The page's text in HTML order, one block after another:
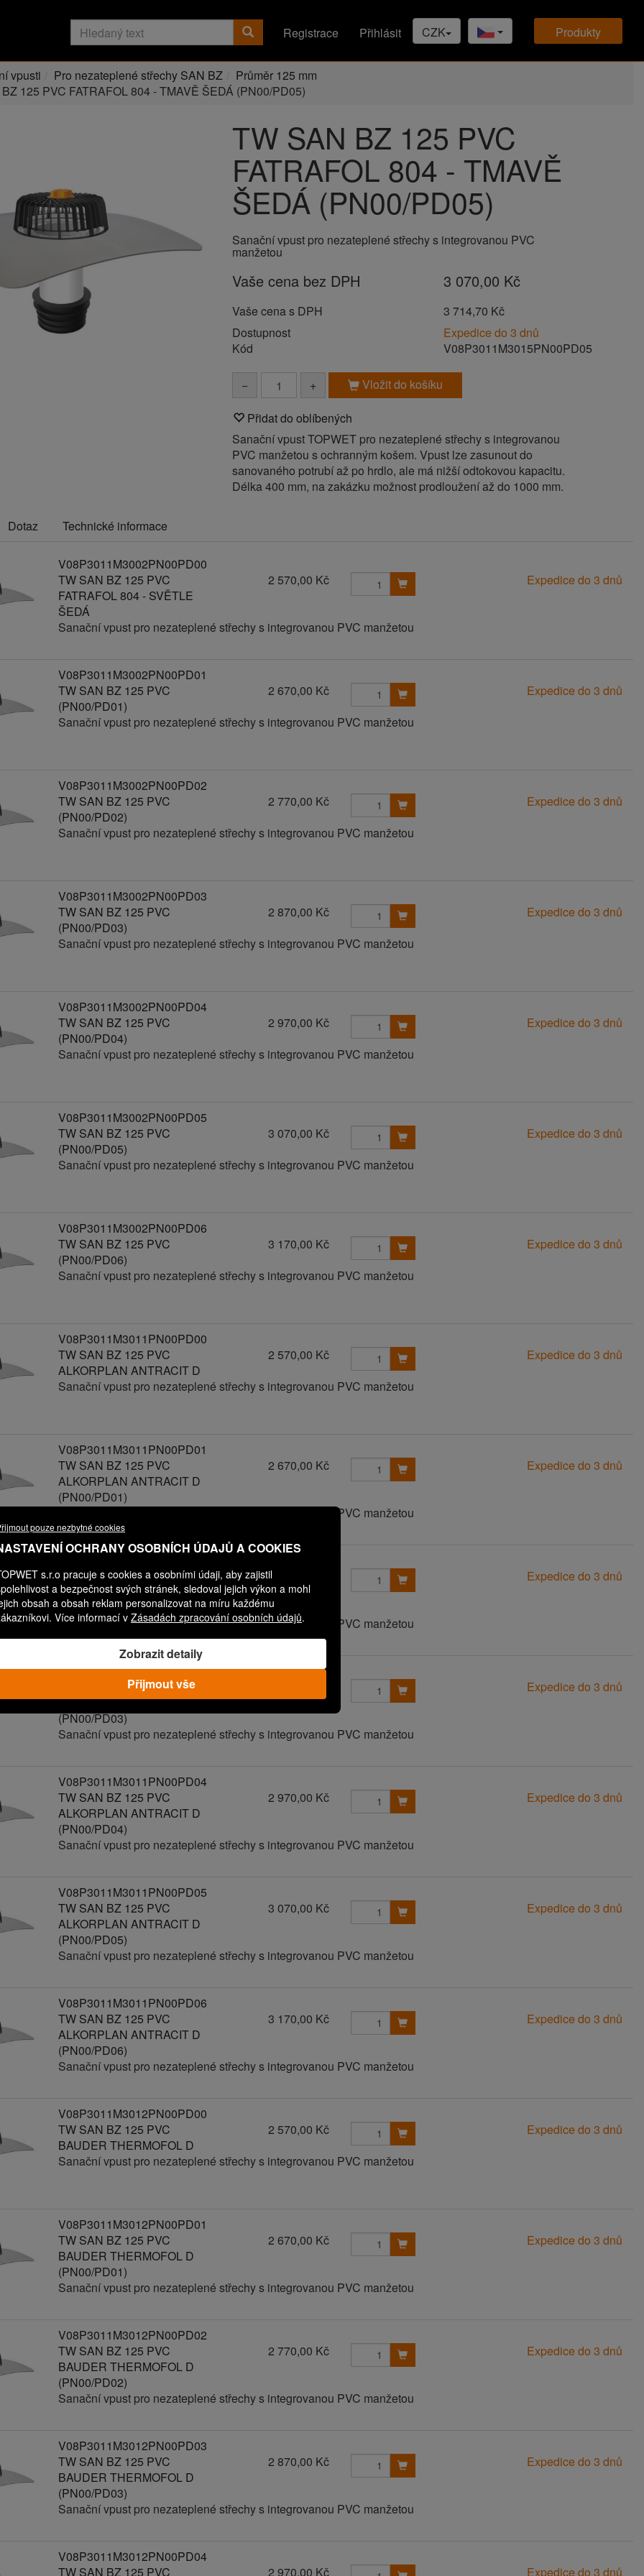
pouze nezbytné cookies
OCHRANY OSOBNÍCH ÚDAJŮ A COOKIES
s.r.o pracuje s cookies a osobními údaji, aby zajistil
a bezpečnost svých stránek, sledoval jejich výkon a mohl
obsah a obsah reklam personalizovat na míru každému
Více informací v Zásadách zpracování osobních údajů.
Zobrazit detaily
Přijmout vše
produkty
CZK
Registrace Přihlásit
vpusti Pro nezateplené střechy SAN BZ
Průměr 125 mm
125 PVC FATRAFOL 804 - TMAVĚ ŠEDÁ (PN00/PD05)
TW SAN BZ 125 PVC
FATRAFOL 804 - TMAVĚ
ŠEDÁ (PN00/PD05)
Sanační vpust pro nezateplené střechy s integrovanou PVC
manžetou
Vaše cena bez DPH 3 070,00 Kč
Vaše cena s DPH
3 714,70 Kč
Dostupnost
Expedice do 3 dnů
Kód
V08P3011M3015PN00PD05
− + Vložit do košíku
Přidat do oblíbených
Sanační vpust TOPWET pro nezateplené střechy s integrovanou
PVC manžetou s ochranným košem. Vpust lze zasunout do
sanovaného potrubí až po hrdlo, ale má nižší odtokovou kapacitu.
Délka 400 mm, na zakázku možnost prodloužení až do 1000 mm.
Dotaz Technické informace
V08P3011M3002PN00PD00
TW SAN BZ 125 PVC
FATRAFOL 804 - SVĚTLE
ŠEDÁ
2 570,00 Kč Expedice do 3 dnů
Sanační vpust pro nezateplené střechy s integrovanou PVC manžetou
V08P3011M3002PN00PD01
TW SAN BZ 125 PVC
(PN00/PD01)
2 670,00 Kč
Expedice do 3 dnů
Sanační vpust pro nezateplené střechy s integrovanou PVC manžetou
V08P3011M3002PN00PD02
TW SAN BZ 125 PVC
(PN00/PD02)
2 770,00 Kč
Expedice do 3 dnů
Sanační vpust pro nezateplené střechy s integrovanou PVC manžetou
V08P3011M3002PN00PD03
TW SAN BZ 125 PVC
(PN00/PD03)
2 870,00 Kč
Expedice do 3 dnů
Sanační vpust pro nezateplené střechy s integrovanou PVC manžetou
V08P3011M3002PN00PD04
TW SAN BZ 125 PVC
(PN00/PD04)
2 970,00 Kč
Expedice do 3 dnů
Sanační vpust pro nezateplené střechy s integrovanou PVC manžetou
V08P3011M3002PN00PD05
TW SAN BZ 125 PVC
(PN00/PD05)
3 070,00 Kč
Expedice do 3 dnů
Sanační vpust pro nezateplené střechy s integrovanou PVC manžetou
V08P3011M3002PN00PD06
TW SAN BZ 125 PVC
(PN00/PD06)
3 170,00 Kč
Expedice do 3 dnů
Sanační vpust pro nezateplené střechy s integrovanou PVC manžetou
V08P3011M3011PN00PD00
TW SAN BZ 125 PVC
ALKORPLAN ANTRACIT D
2 570,00 Kč
Expedice do 3 dnů
Sanační vpust pro nezateplené střechy s integrovanou PVC manžetou
V08P3011M3011PN00PD01
TW SAN BZ 125 PVC
ALKORPLAN ANTRACIT D
(PN00/PD01)
2 670,00 Kč Expedice do 3 dnů
Sanační vpust pro nezateplené střechy s integrovanou PVC manžetou
TW SAN BZ 125 PVC
ALKORPLAN ANTRACIT D
(PN00/PD02)
2 770,00 Kč Expedice do 3 dnů
Sanační vpust pro nezateplené střechy s integrovanou PVC manžetou
V08P3011M3011PN00PD03
TW SAN BZ 125 PVC
ALKORPLAN ANTRACIT D
(PN00/PD03)
Expedice do 3 dnů
Sanační vpust pro nezateplené střechy s integrovanou PVC manžetou
V08P3011M3011PN00PD04
TW SAN BZ 125 PVC
ALKORPLAN ANTRACIT D
(PN00/PD04)
2 970,00 Kč Expedice do 3 dnů
Sanační vpust pro nezateplené střechy s integrovanou PVC manžetou
V08P3011M3011PN00PD05
TW SAN BZ 125 PVC
ALKORPLAN ANTRACIT D
(PN00/PD05)
3 070,00 Kč Expedice do 3 dnů
Sanační vpust pro nezateplené střechy s integrovanou PVC manžetou
V08P3011M3011PN00PD06
TW SAN BZ 125 PVC
ALKORPLAN ANTRACIT D
(PN00/PD06)
3 170,00 Kč Expedice do 3 dnů
Sanační vpust pro nezateplené střechy s integrovanou PVC manžetou
V08P3011M3012PN00PD00
TW SAN BZ 125 PVC
BAUDER THERMOFOL D
2 570,00 Kč
Expedice do 3 dnů
Sanační vpust pro nezateplené střechy s integrovanou PVC manžetou
V08P3011M3012PN00PD01
TW SAN BZ 125 PVC
BAUDER THERMOFOL D
(PN00/PD01)
2 670,00 Kč Expedice do 3 dnů
Sanační vpust pro nezateplené střechy s integrovanou PVC manžetou
V08P3011M3012PN00PD02
TW SAN BZ 125 PVC
BAUDER THERMOFOL D
(PN00/PD02)
2 770,00 Kč Expedice do 3 dnů
Sanační vpust pro nezateplené střechy s integrovanou PVC manžetou
V08P3011M3012PN00PD03
TW SAN BZ 125 PVC
BAUDER THERMOFOL D
(PN00/PD03)
2 870,00 Kč Expedice do 3 dnů
Sanační vpust pro nezateplené střechy s integrovanou PVC manžetou
V08P3011M3012PN00PD04
TW SAN BZ 125 PVC
2 970,00 Kč Expedice do 3 dnů